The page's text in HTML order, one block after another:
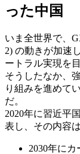
った中国
いま全世界で、
2) の動きが加速
ートラル実現を
そうしたなか、
り組みを進めて
だ。
2020年に習近平
表し、その内容
2030年に